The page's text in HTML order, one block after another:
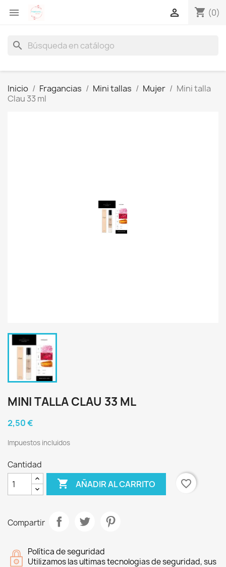
 shopping_cart (0)

search
Inicio Fragancias Mini tallas Mujer
Mini talla
Clau 33 ml
MINI TALLA CLAU 33 ML
2,50 €
Impuestos incluidos
Cantidad
 AÑADIR AL CARRITO favorite_border
Compartir
Política de seguridad
Utilizamos las ultimas tecnologias de seguridad, sus